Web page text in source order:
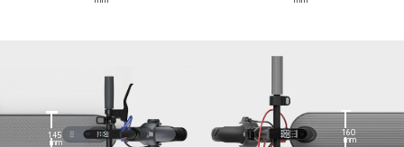
145
mm
160
mm